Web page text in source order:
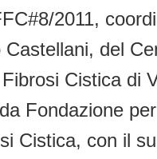
2011,
Castellani, del
Cistica di
Fondazione
Cistica, con il